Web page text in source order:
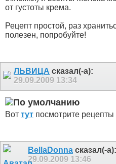
от густоты крема.
Рецепт простой, раз
полезен, попробуйте!
ЛЬВИЦА сказал(-а):
29.09.2009 13:34
Вот тут посмотрите
BellaDonna сказал(-а):
29.09.2009 13:46